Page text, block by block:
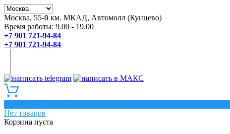
Москва, 55-й км. МКАД, Автомолл (Кунцево)
Время работы: 9.00 - 19.00
+7 901 721-94-84
+7 901 721-94-84
Нет товаров
Корзина пуста